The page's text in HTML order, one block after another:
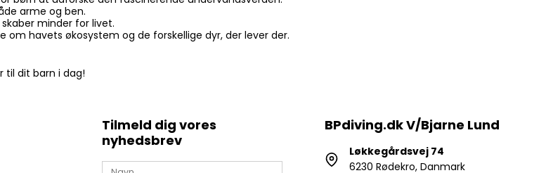
arme og ben.
minder for livet.
havets økosystem og de forskellige dyr, der lever der.
til dit barn i dag!
Tilmeld dig vores
nyhedsbrev
BPdiving.dk V/Bjarne Lund
Løkkegårdsvej 74
6230 Rødekro, Danmark